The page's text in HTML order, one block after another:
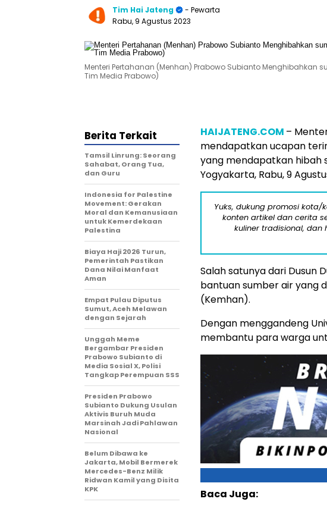
Tim Hai Jateng
- Pewarta
Rabu, 9 Agustus 2023
Menteri Pertahanan (Menhan) Prabowo Subianto Menghibahkan
Tim Media Prabowo)
HAIJATENG.COM –
mendapatkan ucapan
yang mendapatkan hibah
Yogyakarta, Rabu, 9
Yuks, dukung promosi
konten artikel dan cerita
kuliner tradisional, dan
Salah satunya dari Dusun
bantuan sumber air yang
(Kemhan).
Dengan menggandeng
membantu para warga
Baca Juga:
Berita Terkait
Tamsil Linrung: Seorang
Sahabat, Orang Tua,
dan Guru
Indonesia for Palestine
Movement: Gerakan
Moral dan Kemanusiaan
untuk Kemerdekaan
Palestina
Biaya Haji 2026 Turun,
Pemerintah Pastikan
Dana Nilai Manfaat
Aman
Empat Pulau Diputus
Sumut, Aceh Melawan
dengan Sejarah
Unggah Meme
Bergambar Presiden
Prabowo Subianto di
Media Sosial X, Polisi
Tangkap Perempuan SSS
Presiden Prabowo
Subianto Dukung Usulan
Aktivis Buruh Muda
Marsinah Jadi Pahlawan
Nasional
Belum Dibawa ke
Jakarta, Mobil Bermerek
Mercedes-Benz Milik
Ridwan Kamil yang Disita
KPK